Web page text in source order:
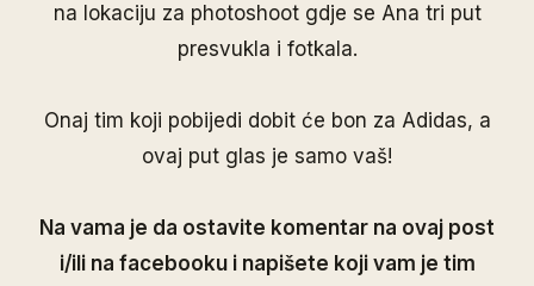
na lokaciju za photoshoot gdje se Ana tri put
presvukla i fotkala.
Onaj tim koji pobijedi dobit će bon za Adidas, a
ovaj put glas je samo vaš!
Na vama je da ostavite komentar na ovaj post
i/ili na facebooku i napišete koji vam je tim